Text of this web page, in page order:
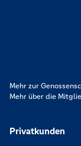
Mehr zur
Mehr über die
Privatkunden